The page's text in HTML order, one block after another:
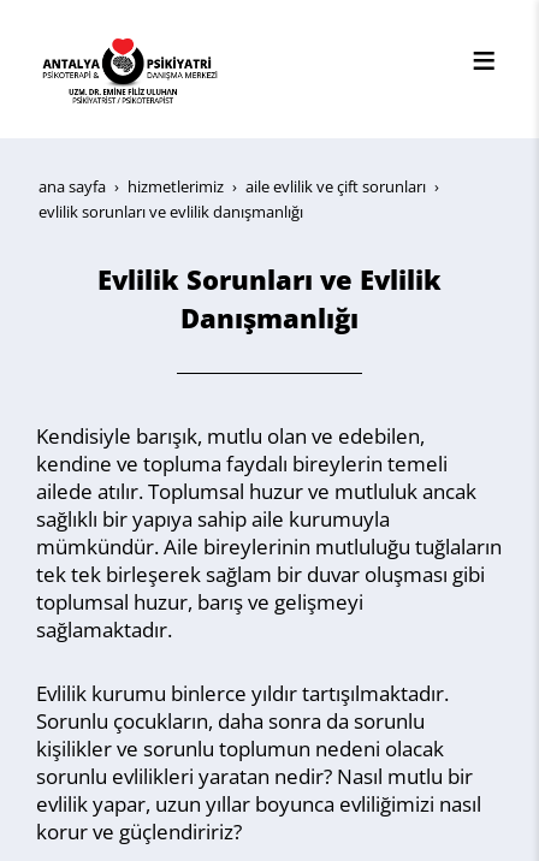
ana sayfa hi̇zmetleri̇mi̇z
aile evlilik ve çift sorunları
evlilik sorunları ve evlilik danışmanlığı
Evlilik Sorunları ve Evlilik
Danışmanlığı
Kendisiyle barışık, mutlu olan ve edebilen,
kendine ve topluma faydalı bireylerin temeli
ailede atılır. Toplumsal huzur ve mutluluk ancak
sağlıklı bir yapıya sahip aile kurumuyla
mümkündür. Aile bireylerinin mutluluğu tuğlaların
tek tek birleşerek sağlam bir duvar oluşması gibi
toplumsal huzur, barış ve gelişmeyi
sağlamaktadır.
Evlilik kurumu binlerce yıldır tartışılmaktadır.
Sorunlu çocukların, daha sonra da sorunlu
kişilikler ve sorunlu toplumun nedeni olacak
sorunlu evlilikleri yaratan nedir? Nasıl mutlu bir
evlilik yapar, uzun yıllar boyunca evliliğimizi nasıl
korur ve güçlendiririz?